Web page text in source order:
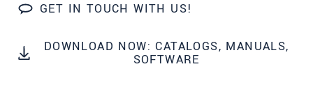
GET IN TOUCH WITH US!
DOWNLOAD NOW: CATALOGS, MANUALS,
SOFTWARE
SEND MESSAGE